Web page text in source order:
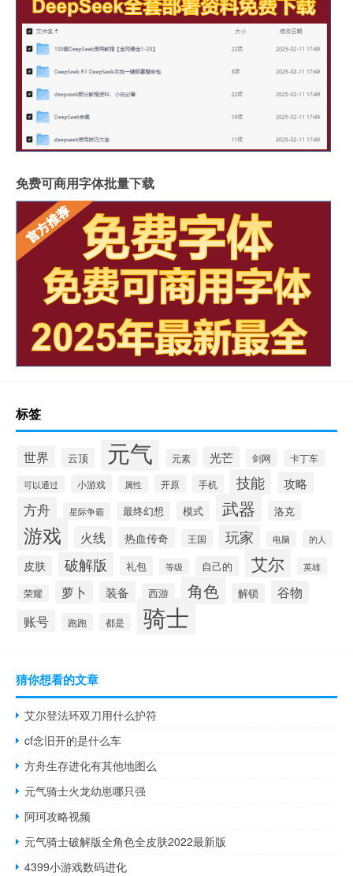
免费可商用字体批量下载
标签
世界 云顶 元气 元素 光芒 剑网 卡丁车
可以通过 小游戏 属性 开原 手机 技能 攻略
方舟 星际争霸 最终幻想 模式 武器 洛克
游戏 火线 热血传奇 王国 玩家 电脑 的人
皮肤 破解版 礼包 等级 自己的 艾尔 英雄
荣耀 萝卜 装备 西游 角色 解锁 谷物
账号 跑跑 都是 骑士
猜你想看的文章
艾尔登法环双刀用什么护符
cf念旧开的是什么车
方舟生存进化有其他地图么
元气骑士火龙幼崽哪只强
阿珂攻略视频
元气骑士破解版全角色全皮肤2022最新版
4399小游戏数码进化